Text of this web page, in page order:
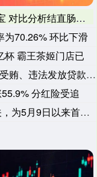
直肠微乳头状癌与非微乳头状癌的临床病理和体
为70.26% 环比下滑
杯 霸王茶姬门店已
法发放贷款案提起公
分红险受追
5月9日以来首次，